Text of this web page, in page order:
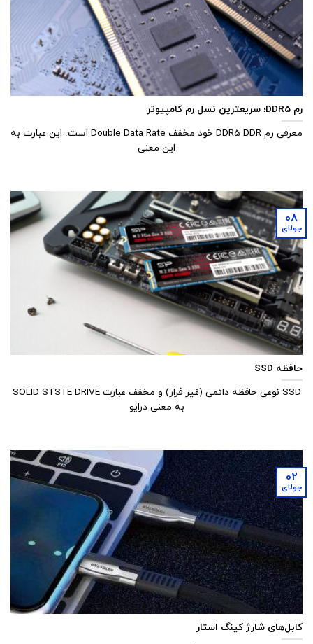
رم DDR5؛ سریعترین نسل رم کامپیوتر
معرفی رم DDR5 DDR خود مخفف Double Data Rate است. این عبارت به
این معنی­
حافظه SSD
SSD نوعی حافظه دائمی (غیر فرار) و مخفف عبارت SOLID STSTE DRIVE
به معنی درایو
08
جولای
کابل‌های شارژ کینگ استار
02
جولای